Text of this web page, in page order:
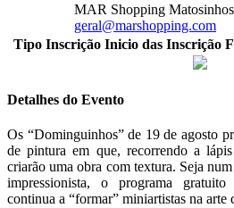
MAR Shopping Matosinhos
geral@marshopping.com
Tipo Inscrição Inicio das Inscrição
Detalhes do Evento
Os “Dominguinhos” de 19 de agosto
de pintura em que, recorrendo a
criarão uma obra com textura. Seja
impressionista, o programa
continua a “formar” miniartistas na